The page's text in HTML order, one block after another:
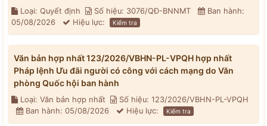
Loại: Quyết định Số hiệu: 3076/QĐ-BNNMT
Ban hành:
05/08/2026
Hiệu lực: Kiểm tra
Văn bản hợp nhất 123/2026/VBHN-PL-VPQH hợp nhất
Pháp lệnh Ưu đãi người có công với cách mạng do Văn
phòng Quốc hội ban hành
Loại: Văn bản hợp nhất
Số hiệu: 123/2026/VBHN-PL-VPQH
Ban hành: 05/08/2026
Hiệu lực: Kiểm tra